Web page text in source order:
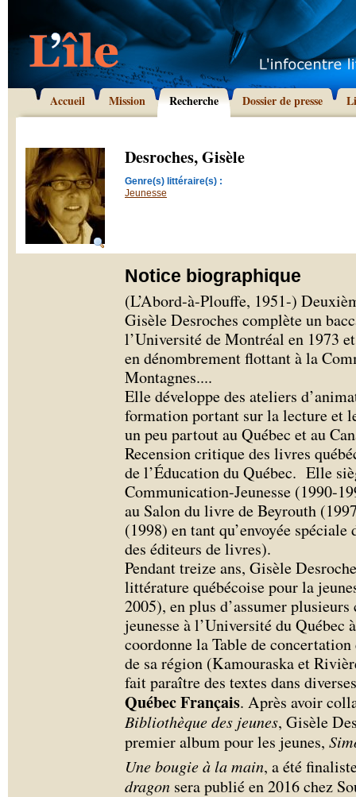
Accueil Mission Recherche Dossier de presse
Desroches, Gisèle
Genre(s) littéraire(s) :
Jeunesse
Notice biographique
(L’Abord-à-Plouffe, 1951-)
Gisèle Desroches complète un
l’Université de Montréal en 1973
en dénombrement flottant à la
Montagnes....
Elle développe des ateliers
formation portant sur la lecture et
un peu partout au Québec et au
Recension critique des livres
de l’Éducation du Québec. Elle
Communication-Jeunesse (1990-
au Salon du livre de Beyrouth
(1998) en tant qu’envoyée
des éditeurs de livres).
Pendant treize ans, Gisèle
littérature québécoise pour la
2005), en plus d’assumer
jeunesse à l’Université du
coordonne la Table de
de sa région (Kamouraska et
fait paraître des textes dans
Québec Français. Après avoir
Bibliothèque des jeunes, Gisèle
premier album pour les jeunes,
Une bougie à la main, a été
dragon sera publié en 2016 chez